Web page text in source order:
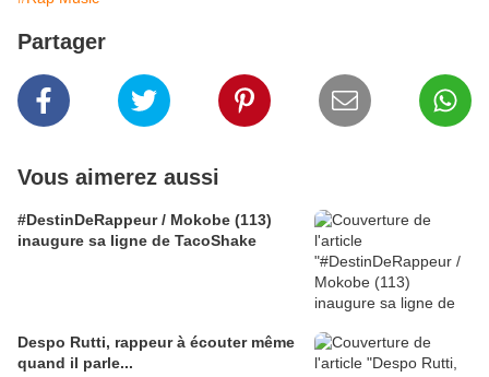
Partager
Vous aimerez aussi
#DestinDeRappeur / Mokobe (113)
inaugure sa ligne de TacoShake
Despo Rutti, rappeur à écouter même
quand il parle...